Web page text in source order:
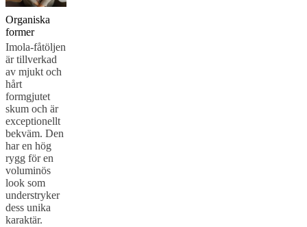
Organiska
former
Imola-fåtöljen
är tillverkad
av mjukt och
hårt
formgjutet
skum och är
exceptionellt
bekväm. Den
har en hög
rygg för en
voluminös
look som
understryker
dess unika
karaktär.